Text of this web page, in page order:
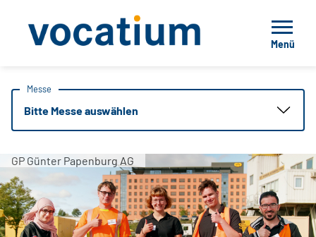
Menü
Messe
Bitte Messe auswählen
GP Günter Papenburg AG